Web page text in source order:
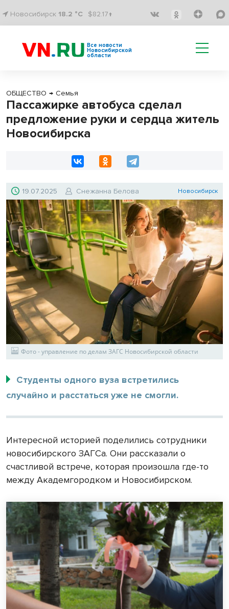
Новосибирск 18.2 °C $82.17↑
Все новости
Новосибирской
области
ОБЩЕСТВО → Семья
Пассажирке автобуса сделал
предложение руки и сердца житель
Новосибирска
19.07.2025 Снежанна Белова Новосибирск
Фото - управление по делам ЗАГС Новосибирской области
Студенты одного вуза встретились
случайно и расстаться уже не смогли.
Интересной историей поделились сотрудники
новосибирского ЗАГСа. Они рассказали о
счастливой встрече, которая произошла где-то
между Академгородком и Новосибирском.